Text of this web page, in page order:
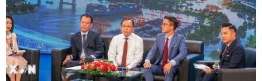
Hàn Quốc tái khẳng định mục tiêu
chung sống hòa bình với Triều Tiên
06/08/2026 15:33